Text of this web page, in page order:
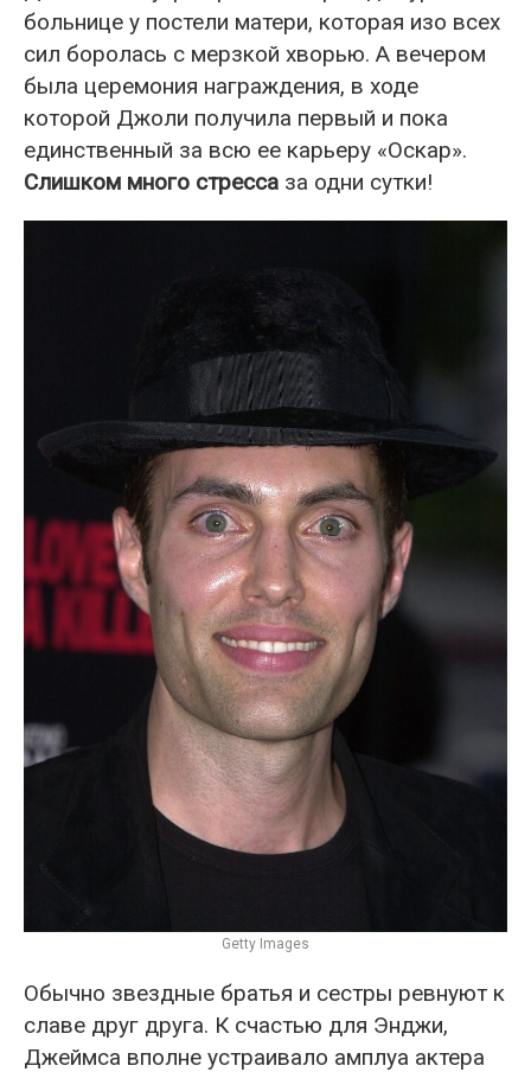
больнице у постели матери, которая изо всех
сил боролась с мерзкой хворью. А вечером
была церемония награждения, в ходе
которой Джоли получила первый и пока
единственный за всю ее карьеру «Оскар».
Слишком много стресса за одни сутки!
Getty Images
Обычно звездные братья и сестры ревнуют к
славе друг друга. К счастью для Энджи,
Джеймса вполне устраивало амплуа актера